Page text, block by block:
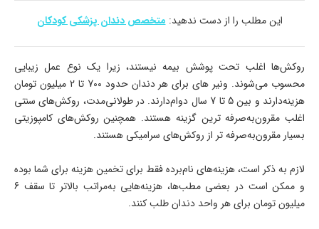
این مطلب را از دست ندهید: متخصص دندان پزشکی کودکان
روکش‌ها اغلب تحت پوشش بیمه نیستند، زیرا یک نوع عمل زیبایی
محسوب می‌شوند. ونیر های برای هر دندان حدود 700 تا 2 میلیون تومان
هزینه‌دارند و بین 5 تا 7 سال دوام‌دارند. در طولانی‌مدت، روکش‌های سنتی
اغلب مقرون‌به‌صرفه ترین گزینه هستند. همچنین روکش‌های کامپوزیتی
بسیار مقرون‌به‌صرفه تر از روکش‌های سرامیکی هستند.
لازم به ذکر است، هزینه‌های نام‌برده فقط برای تخمین هزینه برای شما بوده
و ممکن است در بعضی مطب‌ها، هزینه‌هایی به‌مراتب بالاتر تا سقف 6
میلیون تومان برای هر واحد دندان طلب کنند.